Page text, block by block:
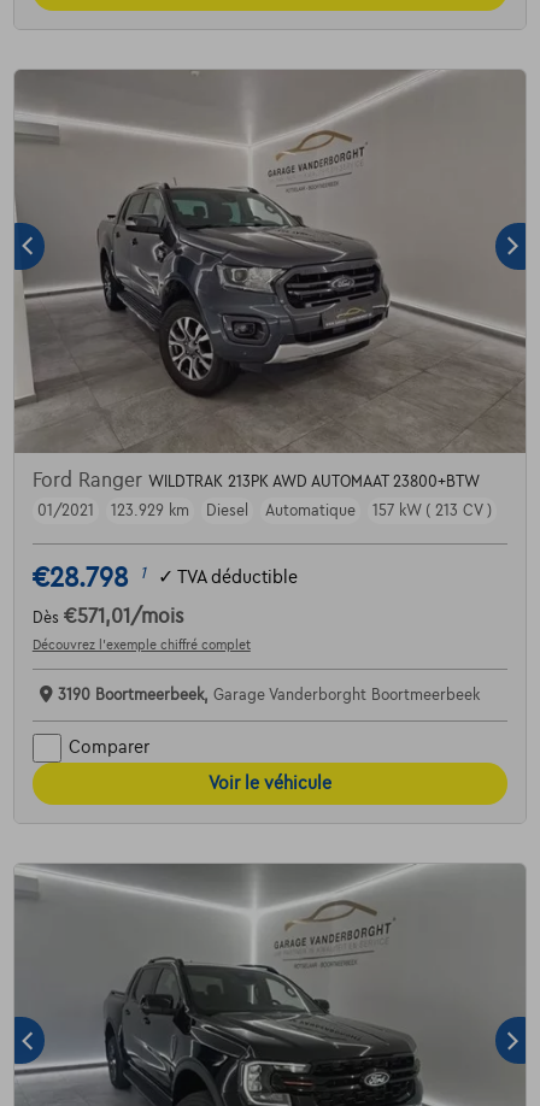
Ford Ranger WILDTRAK 213PK AWD AUTOMAAT 23800+BTW
01/2021
123.929 km Diesel Automatique 157 kW ( 213 CV )
€28.798 1 ✓ TVA déductible
Dès €571,01 /mois
Découvrez l’exemple chiffré complet
3190 Boortmeerbeek, Garage Vanderborght Boortmeerbeek
Comparer
Voir le véhicule